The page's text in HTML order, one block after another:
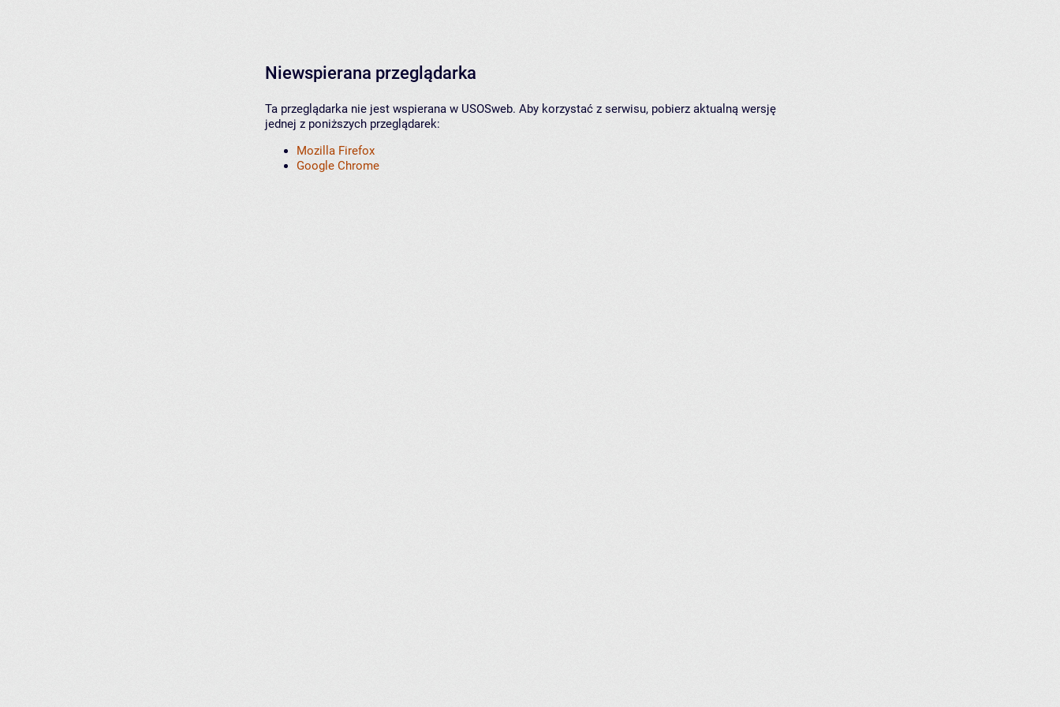
Niewspierana przeglądarka
Ta przeglądarka nie jest wspierana w USOSweb. Aby korzystać z serwisu, pobierz aktualną wersję
jednej z poniższych przeglądarek:
Mozilla Firefox
Google Chrome